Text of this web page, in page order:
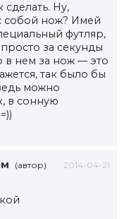
Ну,
собой нож? Имей
футляр,
за секунды
в нем за нож — это
так было бы
можно
в сонную
(автор)
2014-04-21